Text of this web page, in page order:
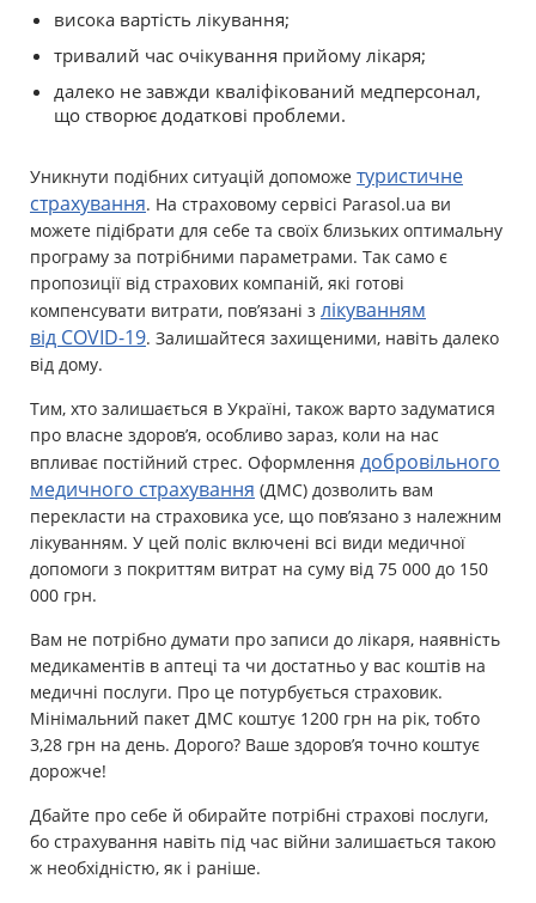
висока вартість лікування;
тривалий час очікування прийому лікаря;
далеко не завжди кваліфікований медперсонал,
що створює додаткові проблеми.
Уникнути подібних ситуацій допоможе туристичне
страхування. На страховому сервісі Parasol.ua ви
можете підібрати для себе та своїх близьких оптимальну
програму за потрібними параметрами. Так само є
пропозиції від страхових компаній, які готові
компенсувати витрати, пов’язані з лікуванням
від COVID-19. Залишайтеся захищеними, навіть далеко
від дому.
Тим, хто залишається в Україні, також варто задуматися
про власне здоров’я, особливо зараз, коли на нас
впливає постійний стрес. Оформлення добровільного
медичного страхування (ДМС) дозволить вам
перекласти на страховика усе, що пов’язано з належним
лікуванням. У цей поліс включені всі види медичної
допомоги з покриттям витрат на суму від 75 000 до 150
000 грн.
Вам не потрібно думати про записи до лікаря, наявність
медикаментів в аптеці та чи достатньо у вас коштів на
медичні послуги. Про це потурбується страховик.
Мінімальний пакет ДМС коштує 1200 грн на рік, тобто
3,28 грн на день. Дорого? Ваше здоров’я точно коштує
дорожче!
Дбайте про себе й обирайте потрібні страхові послуги,
бо страхування навіть під час війни залишається такою
ж необхідністю, як і раніше.